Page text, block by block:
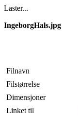
Laster...
IngeborgHals.jpg
Filnavn
Filstørrelse
Dimensjoner
Linket til